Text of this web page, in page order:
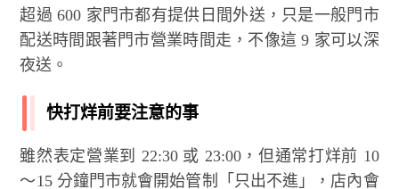
超過 600 家門市都有提供日間外送，只是一般門市
配送時間跟著門市營業時間走，不像這 9 家可以深
夜送。
快打烊前要注意的事
雖然表定營業到 22:30 或 23:00，但通常打烊前 10
～15 分鐘門市就會開始管制「只出不進」，店內會